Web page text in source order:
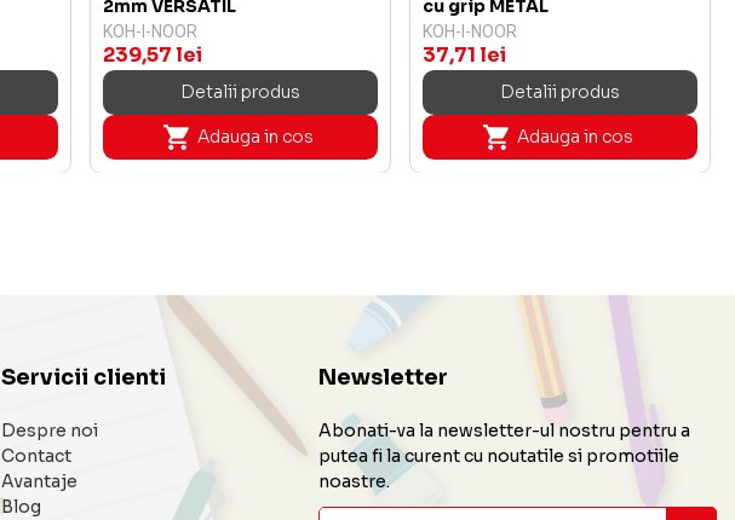
2mm VERSATIL
KOH-I-NOOR
239,57 lei
Detalii produs
Adauga in cos
cu grip METAL
KOH-I-NOOR
37,71 lei
Detalii produs
Adauga in cos
Servicii clienti
Despre noi
Contact
Avantaje
Blog
Newsletter
Abonati-va la newsletter-ul nostru pentru a
putea fi la curent cu noutatile si promotiile
noastre.